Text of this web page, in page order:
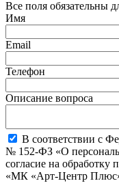
Все поля обязательны
Имя
Email
Телефон
Описание вопроса
В соответствии с
№ 152-ФЗ «О
согласие на
«МК «Арт-Центр